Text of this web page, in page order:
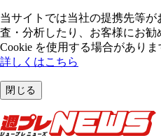
当サイトでは当社の提携先等
査・分析したり、お客様にお
Cookie を使⽤する場合がありま
詳しくはこちら
閉じる